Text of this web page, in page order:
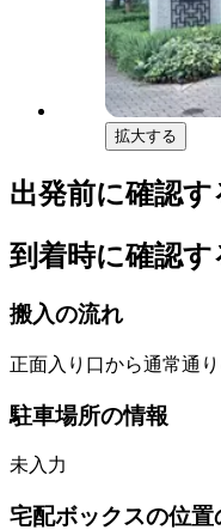
拡大する
出発前に確認す
到着時に確認す
搬入の流れ
正面入り口から通常通り
駐車場所の情報
未入力
宅配ボックスの位置